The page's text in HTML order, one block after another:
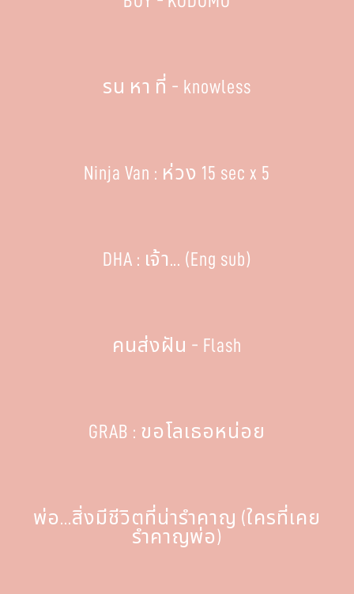
รน หา ที่ - knowless
Ninja Van : ห่วง 15 sec x 5
DHA : เจ้า... (Eng sub)
คนส่งฝัน - Flash
GRAB : ขอโลเธอหน่อย
พ่อ...สิ่งมีชีวิตที่น่ารำคาญ (ใครที่เคย
รำคาญพ่อ)